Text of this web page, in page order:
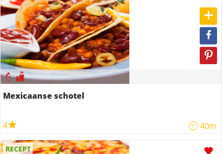
Mexicaanse schotel
4 40m
RECEPT